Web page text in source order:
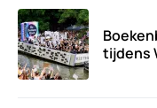
tijdens